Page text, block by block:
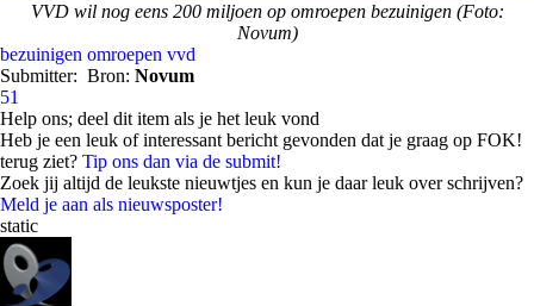
VVD wil nog eens 200 miljoen op omroepen bezuinigen (Foto:
Novum)
bezuinigen omroepen vvd
Submitter: Bron: Novum
51
Help ons; deel dit item als je het leuk vond
Heb je een leuk of interessant bericht gevonden dat je graag op FOK!
terug ziet? Tip ons dan via de submit!
Zoek jij altijd de leukste nieuwtjes en kun je daar leuk over schrijven?
Meld je aan als nieuwsposter!
static